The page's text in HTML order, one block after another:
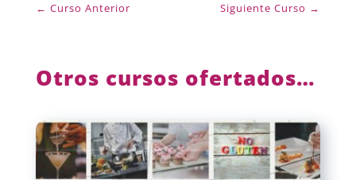
← Curso Anterior Siguiente Curso →
Otros cursos ofertados…